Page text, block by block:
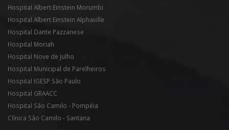
Hospital Albert Einstein Morumbi
Hospital Albert Einstein Alphaville
Hospital Dante Pazzanese
Hospital Moriah
Hospital Nove de Julho
Hospital Municipal de Parelheiros
Hospital IGESP São Paulo
Hospital GRAACC
Hospital São Camilo - Pompéia
Clínica São Camilo - Santana